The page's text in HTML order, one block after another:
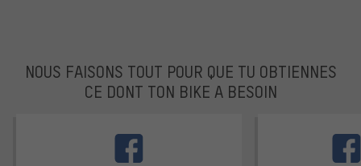
NOUS FAISONS TOUT POUR QUE TU OBTIENNES
CE DONT TON BIKE A BESOIN